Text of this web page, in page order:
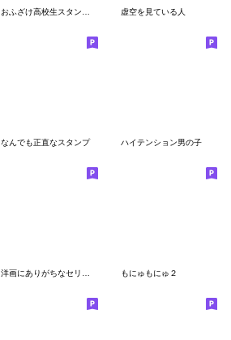
虚空を見ている人
なんでも正直なスタンプ ハイテンション男の子
洋画にありがちなセリフをしゃべるねこ もにゅもにゅ２